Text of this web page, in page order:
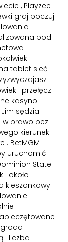
, Playzee
graj poczuj
pod
tablet sieć
. przełęcz
kasyno
sędzia
w prawo bez
kierunek
. BetMGM
uruchomić
State
: około
kieszonkowy
. liczba